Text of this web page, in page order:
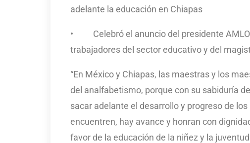
adelante la educación en Chiapas
• Celebró el anuncio del presidente AMLO
trabajadores del sector educativo y del
“En México y Chiapas, las maestras y los
del analfabetismo, porque con su sabiduría
sacar adelante el desarrollo y progreso de
encuentren, hay avance y honran con
favor de la educación de la niñez y la